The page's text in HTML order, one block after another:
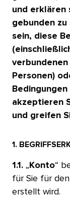
und erklären
gebunden
sein, diese
Personen)
akzeptieren
und greifen
1.
1.1. „ Konto“
für Sie für
erstellt wird.​​